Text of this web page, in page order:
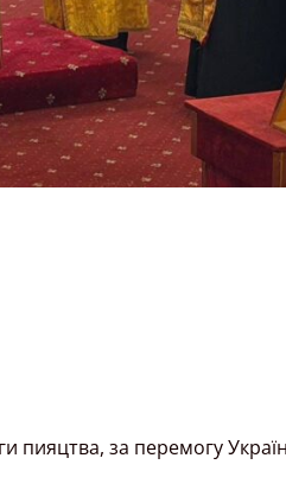
пияцтва, за перемогу